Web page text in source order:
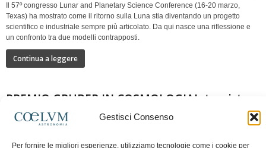
Gestisci Consenso
Per fornire le migliori esperienze, utilizziamo tecnologie come i cookie per
Il 57º congresso Lunar and Planetary Science Conference (16-20 marzo,
Texas) ha mostrato come il ritorno sulla Luna stia diventando un progetto
scientifico e industriale sempre più articolato. Da qui nasce una riflessione e
un confronto tra due modelli contrapposti.
Continua a leggere
PREMIO GRUBER IN COSMOLOGIAIntervista a
Nazzareno Mandolesi